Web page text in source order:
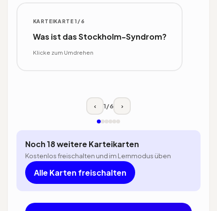
KARTEIKARTE 1/6
Was ist das Stockholm-Syndrom?
Klicke zum Umdrehen
Ein psychologisches Phänomen, bei
‹ 1/6 ›
Noch 18 weitere Karteikarten
Kostenlos freischalten und im Lernmodus üben
Alle Karten freischalten